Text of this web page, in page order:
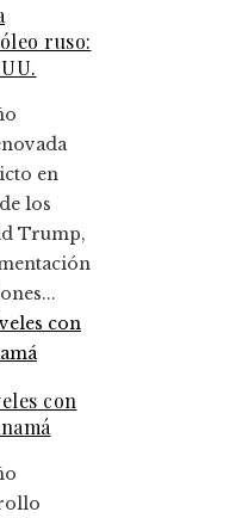
ruso:
en
los
Trump,
con